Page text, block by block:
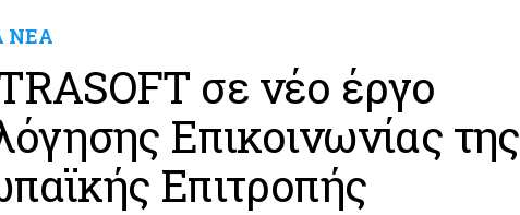
ΝΕΑ
σε νέο έργο
Επικοινωνίας της
Επιτροπής